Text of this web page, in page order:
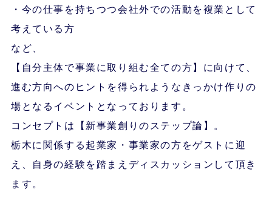
・今の仕事を持ちつつ会社外での活動を複業として
考えている方
など、
【自分主体で事業に取り組む全ての方】に向けて、
進む方向へのヒントを得られようなきっかけ作りの
場となるイベントとなっております。
コンセプトは【新事業創りのステップ論】。
栃木に関係する起業家・事業家の方をゲストに迎
え、自身の経験を踏まえディスカッションして頂き
ます。